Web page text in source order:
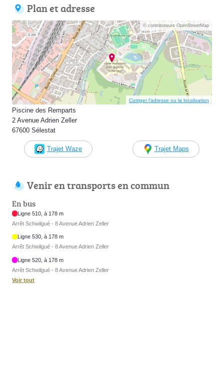
Plan et adresse
© contributeurs OpenStreetMap
Corriger l’adresse ou la localisation
Piscine des Remparts
2 Avenue Adrien Zeller
67600 Sélestat
Trajet Waze Trajet Maps
Venir en transports en commun
En bus
Ligne 510, à 178 m
Arrêt Schwilgué - 8 Avenue Adrien Zeller
Ligne 530, à 178 m
Arrêt Schwilgué - 8 Avenue Adrien Zeller
Ligne 520, à 178 m
Arrêt Schwilgué - 8 Avenue Adrien Zeller
Voir tout